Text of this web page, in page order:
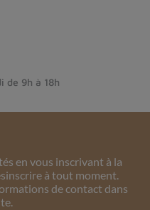
de 9h à 18h
en vous inscrivant à la
à tout moment.
de contact dans